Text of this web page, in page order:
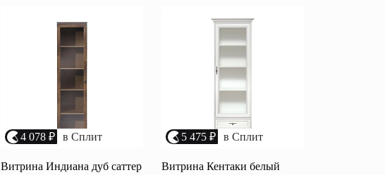
4 078 ₽ в Сплит
Витрина Индиана дуб саттер
5 475 ₽ в Сплит
Витрина Кентаки белый